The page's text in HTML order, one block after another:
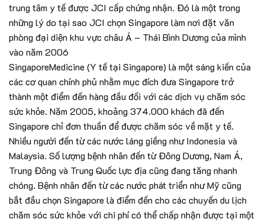
trung tâm y tế được JCI cấp chứng nhận. Đó là một trong
những lý do tại sao JCI chọn Singapore làm nơi đặt văn
phòng đại diện khu vực châu Á – Thái Bình Dương của mình
vào năm 2006
SingaporeMedicine (Y tế tại Singapore) là một sáng kiến của
các cơ quan chính phủ nhằm mục đích đưa Singapore trở
thành một điểm đến hàng đầu đối với các dịch vụ chăm sóc
sức khỏe. Năm 2005, khoảng 374.000 khách đã đến
Singapore chỉ đơn thuần để được chăm sóc về mặt y tế.
Nhiều người đến từ các nước láng giềng như Indonesia và
Malaysia. Số lượng bệnh nhân đến từ Đông Dương, Nam Á,
Trung Đông và Trung Quốc lực địa cũng đang tăng nhanh
chóng. Bệnh nhân đến từ các nước phát triển như Mỹ cũng
bắt đầu chọn Singapore là điểm đến cho các chuyến du lịch
chăm sóc sức khỏe với chi phí có thể chấp nhận được tại một